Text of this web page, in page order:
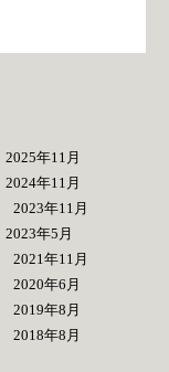
2025年11月
2024年11月
2023年11月
2023年5月
2021年11月
2020年6月
2019年8月
2018年8月